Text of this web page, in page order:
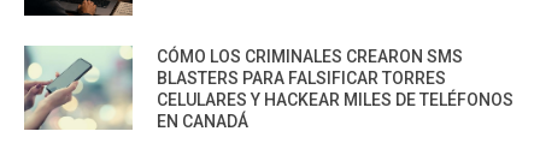
CÓMO LOS CRIMINALES CREARON SMS
BLASTERS PARA FALSIFICAR TORRES
CELULARES Y HACKEAR MILES DE TELÉFONOS
EN CANADÁ